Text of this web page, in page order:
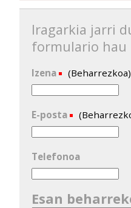
Iragarkia jarri
formulario hau
Izena (Beharrezkoa)
E-posta
Telefonoa
Esan